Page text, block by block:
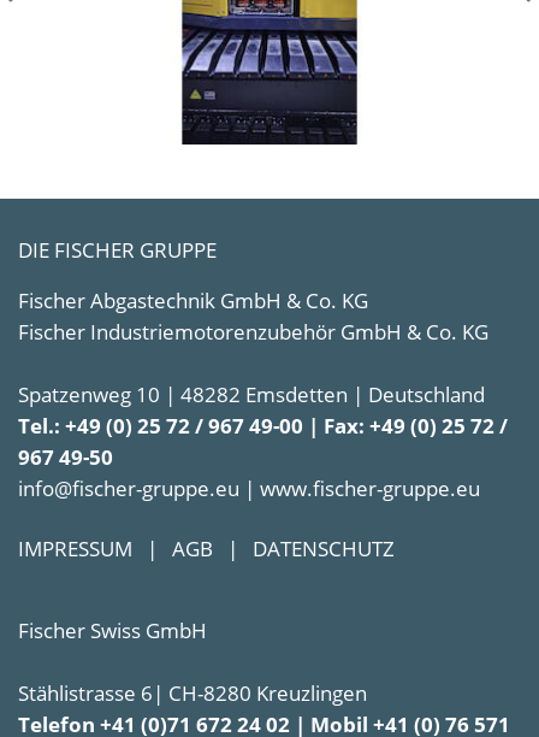
DIE FISCHER GRUPPE
Fischer Abgastechnik GmbH & Co. KG
Fischer Industriemotorenzubehör GmbH & Co. KG
Spatzenweg 10 | 48282 Emsdetten | Deutschland
Tel.: +49 (0) 25 72 / 967 49-00 | Fax: +49 (0) 25 72 /
967 49-50
info@fischer-gruppe.eu | www.fischer-gruppe.eu
IMPRESSUM | AGB | DATENSCHUTZ
Fischer Swiss GmbH
Stählistrasse 6| CH-8280 Kreuzlingen
Telefon +41 (0)71 672 24 02 | Mobil +41 (0) 76 571